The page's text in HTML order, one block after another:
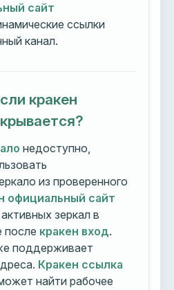
сайт
ссылки
канал.
кракен
недоступно,
из проверенного
официальный сайт
зеркал в
после кракен вход.
поддерживает
Кракен ссылка
найти рабочее